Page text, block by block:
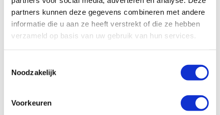
partners kunnen deze gegevens combineren met andere
informatie die u aan ze heeft verstrekt of die ze hebben
verzameld op basis van uw gebruik van hun services.
Noodzakelijk
Voorkeuren
Garagebox of parkeerplek